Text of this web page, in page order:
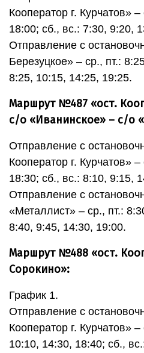
Кооператор г. Курчатов»
18:00; сб., вс.: 7:30, 9:20,
Отправление с
Березуцкое» – ср., пт.:
8:25, 10:15, 14:25, 19:25.
Маршрут №487 «ост.
с/о «Иванинское» – с/о
Отправление с
Кооператор г. Курчатов»
18:30; сб., вс.: 8:10, 9:15,
Отправление с
«Металлист» – ср., пт.:
8:40, 9:45, 14:30, 19:00.
Маршрут №488 «ост.
Сорокино»:
График 1.
Отправление с
Кооператор г. Курчатов»
10:10, 14:30, 18:40; сб.,